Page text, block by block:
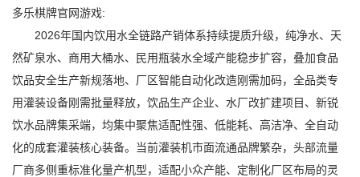
多乐棋牌官网游戏:
2026年国内饮用水全链路产销体系持续提质升级，纯净水、天
然矿泉水、商用大桶水、民用瓶装水全域产能稳步扩容，叠加食品
饮品安全生产新规落地、厂区智能自动化改造刚需加码，全品类专
用灌装设备刚需批量释放，饮品生产企业、水厂改扩建项目、新锐
饮水品牌集采端，均集中聚焦适配性强、低能耗、高洁净、全自动
化的成套灌装核心装备。当前灌装机市面流通品牌繁杂，头部流量
厂商多侧重标准化量产机型，适配小众产能、定制化厂区布局的灵